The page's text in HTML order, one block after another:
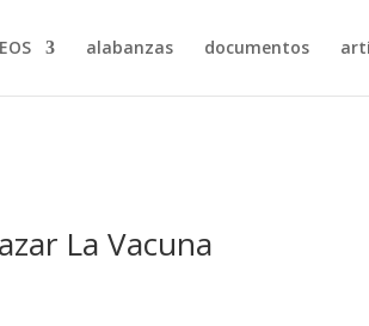
alabanzas documentos
La Vacuna